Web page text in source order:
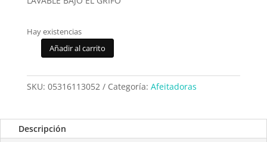
Hay existencias
Afeitadora
X3052/00
Añadir al carrito
SKU: 05316113052 Categoría: Afeitadoras
Descripción